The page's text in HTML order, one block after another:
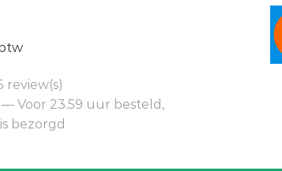
review(s)
— Voor 23.59 uur besteld,
bezorgd